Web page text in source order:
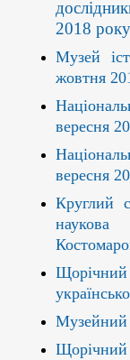
2018 року
Музей
жовтня
вересня
вересня
Круглий
наукова
Музейний